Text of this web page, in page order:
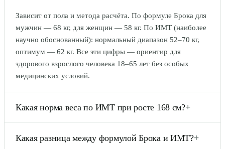
Зависит от пола и метода расчёта. По формуле Брока для
мужчин — 68 кг, для женщин — 58 кг. По ИМТ (наиболее
научно обоснованный): нормальный диапазон 52–70 кг,
оптимум — 62 кг. Все эти цифры — ориентир для
здорового взрослого человека 18–65 лет без особых
медицинских условий.
Какая норма веса по ИМТ при росте 168 см?+
при росте 168 см это 52–70 кг. Меньше — недостаточный
Какая разница между формулой Брока и ИМТ?+